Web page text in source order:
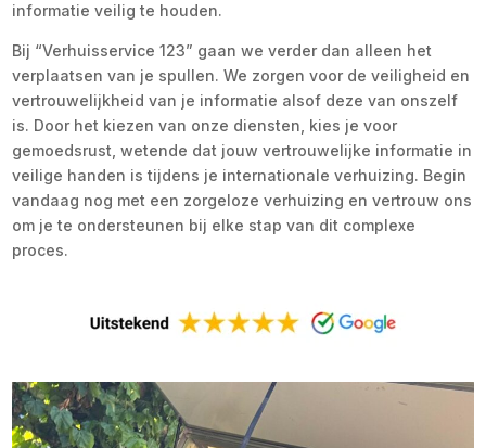
informatie veilig te houden.
Bij “Verhuisservice 123” gaan we verder dan alleen het
verplaatsen van je spullen. We zorgen voor de veiligheid en
vertrouwelijkheid van je informatie alsof deze van onszelf
is. Door het kiezen van onze diensten, kies je voor
gemoedsrust, wetende dat jouw vertrouwelijke informatie in
veilige handen is tijdens je internationale verhuizing. Begin
vandaag nog met een zorgeloze verhuizing en vertrouw ons
om je te ondersteunen bij elke stap van dit complexe
proces.